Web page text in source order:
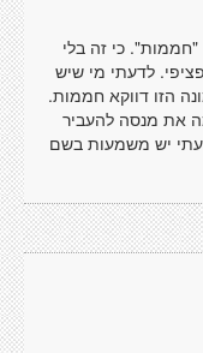
כי זה בלי
לדעתי מי שיש
הזו דווקא חממות.
את מנסה להעביר
יש משמעות בשם